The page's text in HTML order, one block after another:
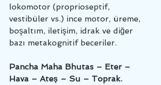
lokomotor (proprioseptif,
vestibüler vs.) ince motor, üreme,
boşaltım, iletişim, idrak ve diğer
bazı metakognitif beceriler.
Pancha Maha Bhutas – Eter –
Hava – Ateş – Su – Toprak.